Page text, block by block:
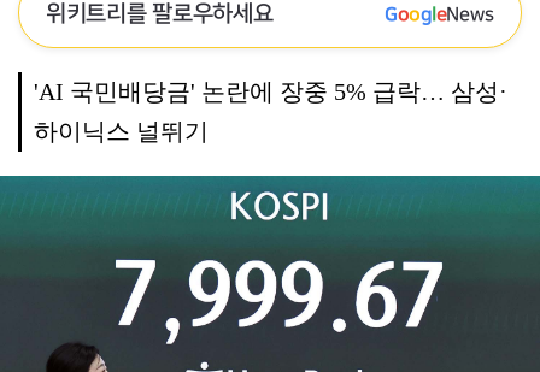
위키트리를 팔로우하세요 GoogleNews
'AI 국민배당금' 논란에 장중 5% 급락… 삼성·
하이닉스 널뛰기